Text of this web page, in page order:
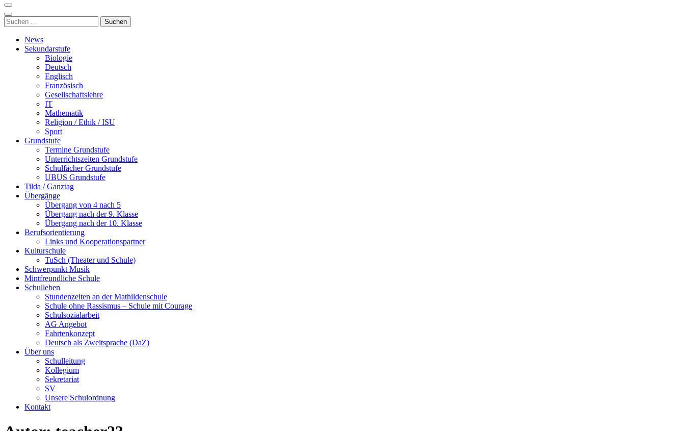
Suchen
nach:
News
Sekundarstufe
Biologie
Deutsch
Englisch
Französisch
Gesellschaftslehre
IT
Mathematik
Religion / Ethik / ISU
Sport
Grundstufe
Termine Grundstufe
Unterrichtszeiten Grundstufe
Schulfächer Grundstufe
UBUS Grundstufe
Tilda / Ganztag
Übergänge
Übergang von 4 nach 5
Übergang nach der 9. Klasse
Übergang nach der 10. Klasse
Berufsorientierung
Links und Kooperationspartner
Kulturschule
TuSch (Theater und Schule)
Schwerpunkt Musik
Mintfreundliche Schule
Schulleben
Stundenzeiten an der Mathildenschule
Schule ohne Rassismus – Schule mit Courage
Schulsozialarbeit
AG Angebot
Fahrtenkonzept
Deutsch als Zweitsprache (DaZ)
Über uns
Schulleitung
Kollegium
Sekretariat
SV
Unsere Schulordnung
Kontakt